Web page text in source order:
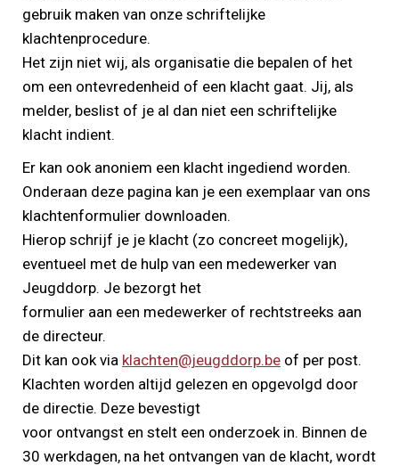
gebruik maken van onze schriftelijke
klachtenprocedure.
Het zijn niet wij, als organisatie die bepalen of het
om een ontevredenheid of een klacht gaat. Jij, als
melder, beslist of je al dan niet een schriftelijke
klacht indient.
Er kan ook anoniem een klacht ingediend worden.
Onderaan deze pagina kan je een exemplaar van ons
klachtenformulier downloaden.
Hierop schrijf je je klacht (zo concreet mogelijk),
eventueel met de hulp van een medewerker van
Jeugddorp. Je bezorgt het
formulier aan een medewerker of rechtstreeks aan
de directeur.
Dit kan ook via klachten@jeugddorp.be of per post.
Klachten worden altijd gelezen en opgevolgd door
de directie. Deze bevestigt
voor ontvangst en stelt een onderzoek in. Binnen de
30 werkdagen, na het ontvangen van de klacht, wordt